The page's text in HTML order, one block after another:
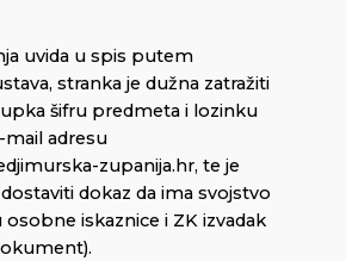
uvida u spis putem
stranka je dužna zatražiti
šifru predmeta i lozinku
mail adresu
zupanija.hr, te je
dokaz da ima svojstvo
iskaznice i ZK izvadak